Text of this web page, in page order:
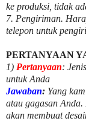
ke produksi, tidak
7. Pengiriman.
telepon untuk
PERTANYAAN
1) Pertanyaan:
untuk Anda
Jawaban: Yang
atau gagasan
akan membuat